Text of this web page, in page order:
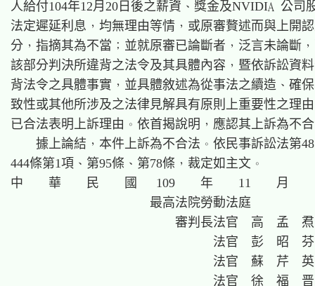
人給付104年12月20日後之薪資、獎金及NVIDIA 公司
法定遲延利息，均無理由等情，或原審贅述而與上開
分，指摘其為不當；並就原審已論斷者，泛言未論斷
該部分判決所違背之法令及其具體內容，暨依訴訟資
背法令之具體事實，並具體敘述為從事法之續造、確
致性或其他所涉及之法律見解具有原則上重要性之理
已合法表明上訴理由。依首揭說明，應認其上訴為不
據上論結，本件上訴為不合法。依民事訴訟法第
444條第1項、第95條、第78條，裁定如主文。
中    華    民    國   109    年    11    月
                      最高法院勞動法庭
                          審判長法官  高  孟  焄
                                法官  彭  昭  芬
                                法官  蘇  芹  英
                                法官  徐  福  晋